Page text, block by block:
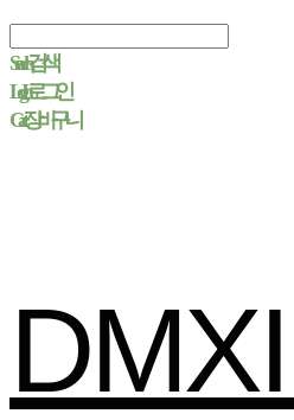
Search검색
Log In로그인
Cart장바구니